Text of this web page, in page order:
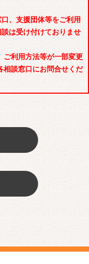
、支援団体等をご利用
は受け付けておりませ
ご利用方法等が一部変更
相談窓口にお問合せくだ